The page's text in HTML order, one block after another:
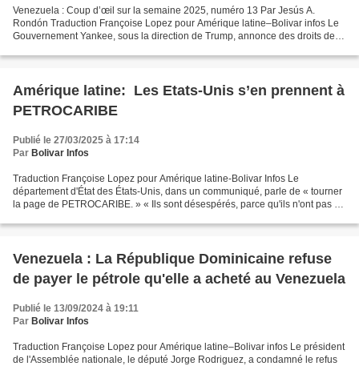
Venezuela : Coup d’œil sur la semaine 2025, numéro 13 Par Jesús A.
Rondón Traduction Françoise Lopez pour Amérique latine–Bolivar infos Le
Gouvernement Yankee, sous la direction de Trump, annonce des droits de
Amérique latine: Les Etats-Unis s’en prennent à
PETROCARIBE
Publié le 27/03/2025 à 17:14
Par Bolivar Infos
Traduction Françoise Lopez pour Amérique latine-Bolivar Infos Le
département d'État des États-Unis, dans un communiqué, parle de « tourner
la page de PETROCARIBE. » « Ils sont désespérés, parce qu'ils n'ont pas pu
Venezuela : La République Dominicaine refuse
de payer le pétrole qu'elle a acheté au Venezuela
Publié le 13/09/2024 à 19:11
Par Bolivar Infos
Traduction Françoise Lopez pour Amérique latine–Bolivar infos Le président
de l'Assemblée nationale, le député Jorge Rodriguez, a condamné le refus